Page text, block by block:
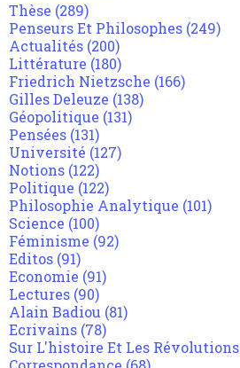
Thèse (289)
Penseurs Et Philosophes (249)
Actualités (200)
Littérature (180)
Friedrich Nietzsche (166)
Gilles Deleuze (138)
Géopolitique (131)
Pensées (131)
Université (127)
Notions (122)
Politique (122)
Philosophie Analytique (101)
Science (100)
Féminisme (92)
Editos (91)
Economie (91)
Lectures (90)
Alain Badiou (81)
Ecrivains (78)
Sur L'histoire Et Les Révolutions